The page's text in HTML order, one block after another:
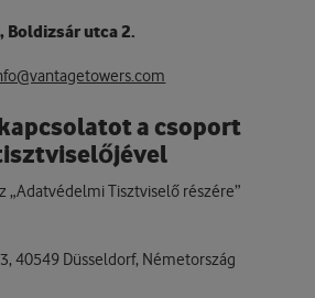
Boldizsár utca 2.
a csoport
„Adatvédelmi Tisztviselő részére”
40549 Düsseldorf, Németország